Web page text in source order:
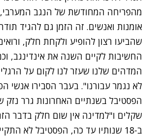
מהפריחה המחודשת של הנגב המערבי,
אומנות ואנשים. זה הזמן גם להגיד
שהביעו רצון להופיע ולקחת חלק,
החשיבות לקיים השנה את אינדינגב,
המדהים שלנו שעזר לנו לקום על
לא נגמר עבורנו". בעבר הסבירו אנשי
הפסטיבל בשנתיים האחרונות גרר נזק
שקלים ו"למדינה אין שום חלק בדבר
ב-18 שנותיו עד כה, הפסטיבל לא